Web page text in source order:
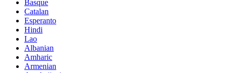
Basque
Catalan
Esperanto
Hindi
Lao
Albanian
Amharic
Armenian